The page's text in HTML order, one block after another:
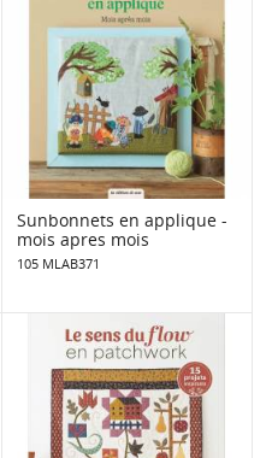
Sunbonnets en applique -
mois apres mois
105 MLAB371